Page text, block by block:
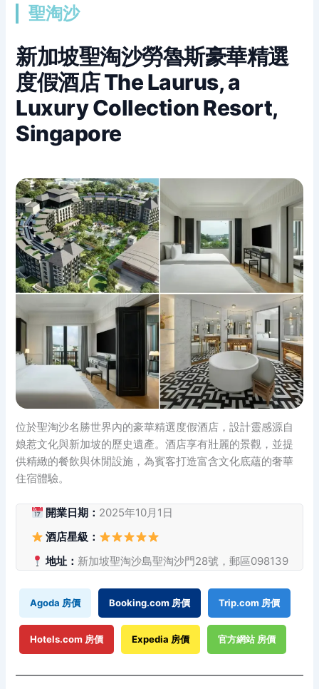
聖淘沙
新加坡聖淘沙勞魯斯豪華精選
度假酒店 The Laurus, a
Luxury Collection Resort,
Singapore
位於聖淘沙名勝世界內的豪華精選度假酒店，設計靈感源自
娘惹文化與新加坡的歷史遺產。酒店享有壯麗的景觀，並提
供精緻的餐飲與休閒設施，為賓客打造富含文化底蘊的奢華
住宿體驗。
開業日期： 2025年10月1日
酒店星級：
地址： 新加坡聖淘沙島聖淘沙門28號，郵區098139
Agoda 房價 Booking.com 房價 Trip.com 房價
Hotels.com 房價 Expedia 房價 官方網站 房價